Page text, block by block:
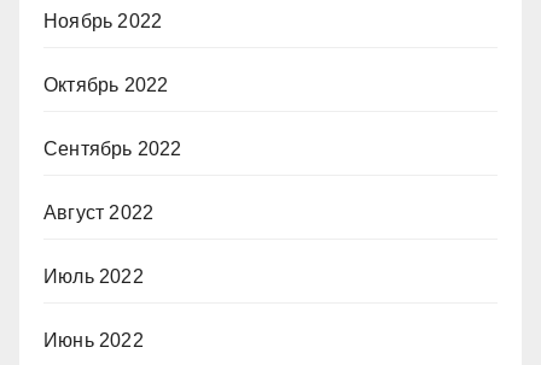
Ноябрь 2022
Октябрь 2022
Сентябрь 2022
Август 2022
Июль 2022
Июнь 2022